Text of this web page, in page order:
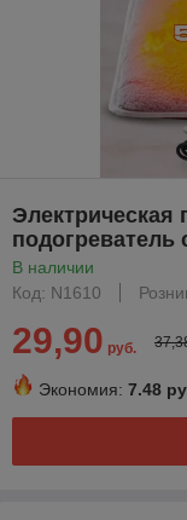
Электрическая
подогреватель
В наличии
Код: N1610
29,90 руб.
Экономия: 7.48